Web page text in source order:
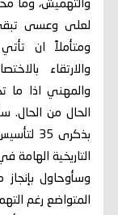
والتهميش، وما
لعلى وعسى
ومتأملاً ان
والارتقاء
والمهني اذا ما
الحال من الحال.
بذكرى
التاريخية الهامة
وسأوحاول
المتواضع رغم